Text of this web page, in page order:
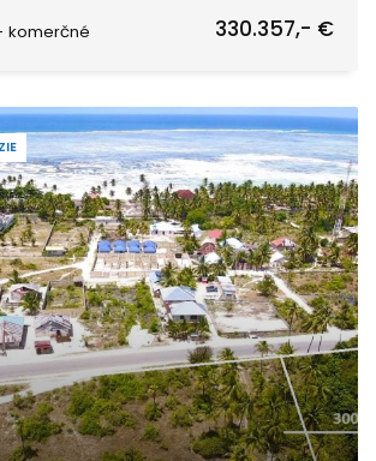
komerčné
330.357,- €